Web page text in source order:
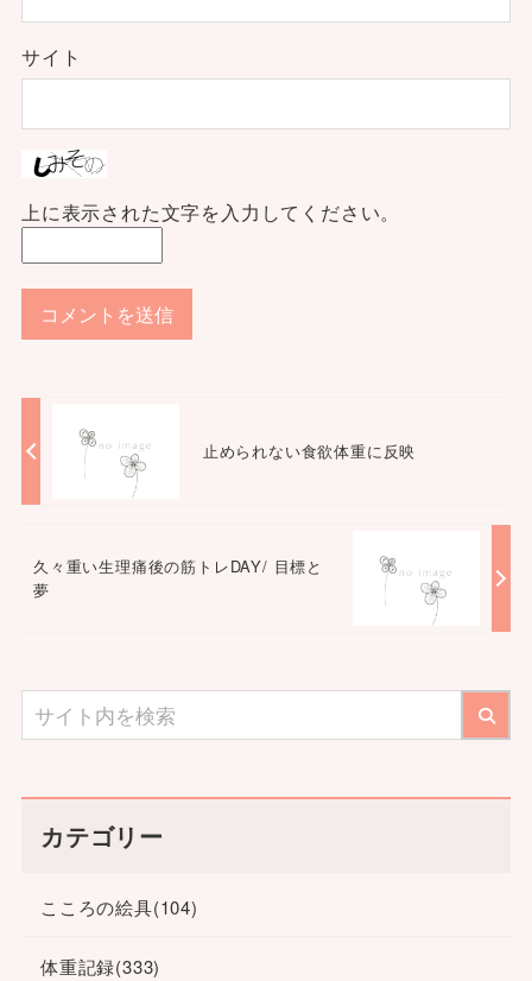
サイト
上に表示された文字を入力してください。
止められない食欲体重に反映
久々重い生理痛後の筋トレDAY/ 目標と
夢
カテゴリー
こころの絵具(104)
体重記録(333)